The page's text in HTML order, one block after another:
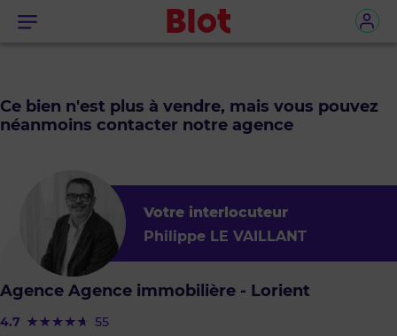
Menu
Ce bien n'est plus à vendre, mais vous pouvez
néanmoins contacter notre agence
Votre interlocuteur
Philippe LE VAILLANT
Agence Agence immobilière - Lorient
4.7 55